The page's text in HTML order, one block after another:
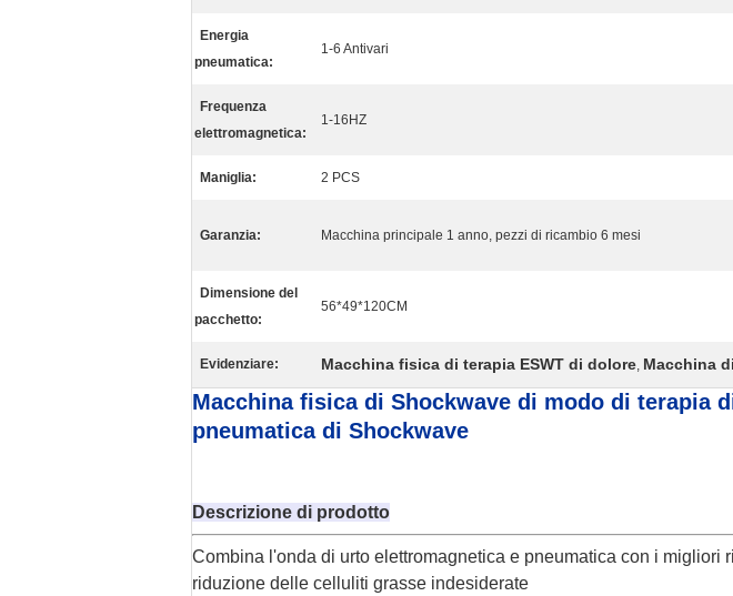
Energia
pneumatica:
1-6 Antivari
Frequenza
elettromagnetica:
1-16HZ
Maniglia: 2 PCS
Garanzia: Macchina principale 1 anno, pezzi di ricambio 6 mesi
Dimensione del
pacchetto:
56*49*120CM
Evidenziare: Macchina fisica di terapia ESWT di dolore, Macchina
Macchina fisica di Shockwave di modo di terapia
pneumatica di Shockwave
Descrizione di prodotto
Combina l'onda di urto elettromagnetica e pneumatica con i
riduzione delle celluliti grasse indesiderate